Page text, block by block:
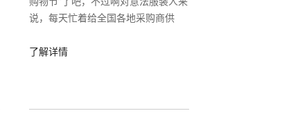
说，每天忙着给全国各地采购商供
法商户就出品了万千余款冬季新品，
了解详情